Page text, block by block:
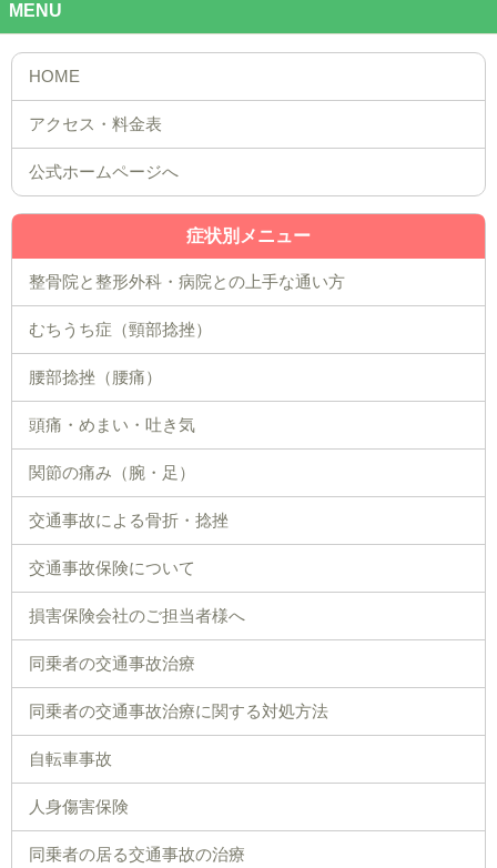
MENU
公式ホームページへ
症状別メニュー
整骨院と整形外科・病院との上手な通い方
むちうち症（頸部捻挫）
腰部捻挫（腰痛）
頭痛・めまい・吐き気
関節の痛み（腕・足）
交通事故による骨折・捻挫
交通事故保険について
損害保険会社のご担当者様へ
同乗者の交通事故治療
同乗者の交通事故治療に関する対処方法
自転車事故
人身傷害保険
同乗者の居る交通事故の治療